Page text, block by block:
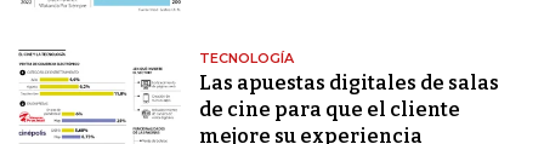
TECNOLOGÍA
Las apuestas digitales de salas
de cine para que el cliente
mejore su experiencia